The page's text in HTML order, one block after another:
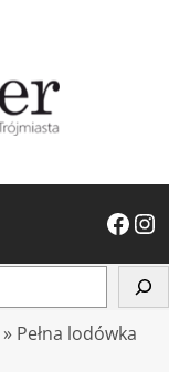
Facebook Instagram
» Pełna lodówka